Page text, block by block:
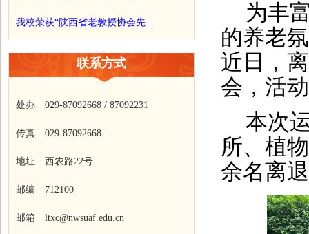
我校荣获“陕西省老教授协会先...
联系方式
处办 029-87092668 / 87092231
传真 029-87092668
地址 西农路22号
邮编 712100
邮箱 ltxc@nwsuaf.edu.cn
为丰
的养老
近日，
会，活
本次
所、植
余名离